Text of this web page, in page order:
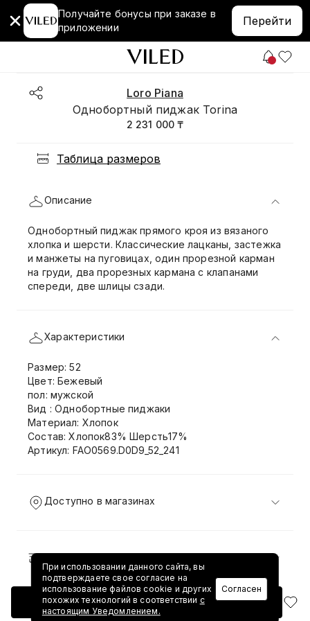
Получайте бонусы при заказе в
приложении
Перейти
Loro Piana
Однобортный пиджак Torina
2 231 000 ₸
Таблица размеров
Добавить в корзину
Описание
Однобортный пиджак прямого кроя из вязаного
хлопка и шерсти. Классические лацканы, застежка
и манжеты на пуговицах, один прорезной карман
на груди, два прорезных кармана с клапанами
спереди, две шлицы сзади.
Характеристики
Размер: 52
Цвет: Бежевый
пол: мужской
Вид : Однобортные пиджаки
Материал: Хлопок
Состав: Хлопок83% Шерсть17%
Артикул: FAO0569.D0D9_52_241
Доступно в магазинах
Доставка и возврат
При использовании данного сайта, вы
подтверждаете свое согласие на
использование файлов cookie и других
похожих технологий в соответствии с
настоящим Уведомлением.
Согласен